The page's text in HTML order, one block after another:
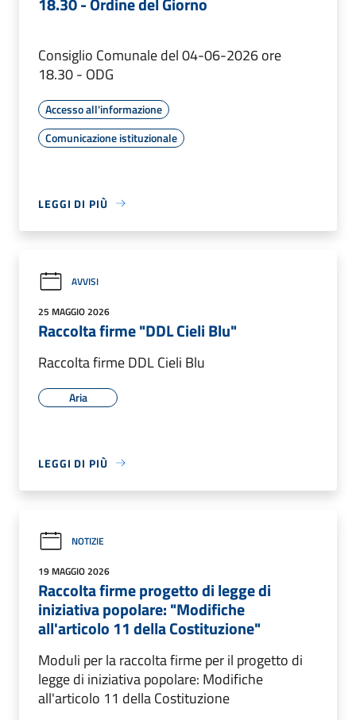
Consiglio Comunale del 04-06-2026 ore
18.30 - ODG
Accesso all'informazione
Comunicazione istituzionale
LEGGI DI PIÙ
AVVISI
25 MAGGIO 2026
Raccolta firme "DDL Cieli Blu"
Raccolta firme DDL Cieli Blu
Aria
LEGGI DI PIÙ
NOTIZIE
19 MAGGIO 2026
Raccolta firme progetto di legge di
iniziativa popolare: "Modifiche
all'articolo 11 della Costituzione"
Moduli per la raccolta firme per il progetto di
legge di iniziativa popolare: Modifiche
all'articolo 11 della Costituzione